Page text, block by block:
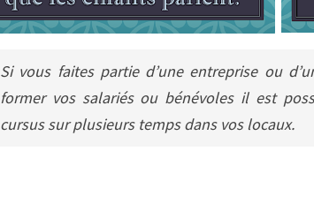
Si vous faites partie d’une entreprise ou
former vos salariés ou bénévoles il est
cursus sur plusieurs temps dans vos locaux.